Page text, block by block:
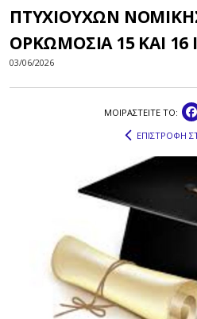
ΠΤΥΧΙΟΥΧΩΝ
ΟΡΚΩΜΟΣΙΑ 15 ΚΑΙ 16
03/06/2026
ΜΟΙΡΑΣΤEIΤΕ ΤΟ:
ΕΠΙΣΤΡΟΦΗ